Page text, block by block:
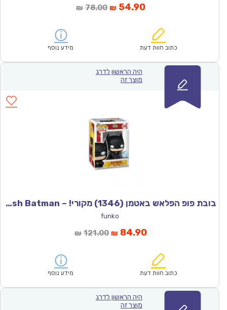
₪ 78.00המחיר
₪78.00.
₪ 54.90המחיר
הוא:
כתוב חוות דעת מידע נוסף
היה הראשון לדרג
מוצר זה
בובת פופ הפלאש באטמן (1346) מקורי! – The flash Batman
funko
₪ 121.00המחיר
₪121.00.
₪ 84.90המחיר
הוא:
כתוב חוות דעת מידע נוסף
היה הראשון לדרג
מוצר זה